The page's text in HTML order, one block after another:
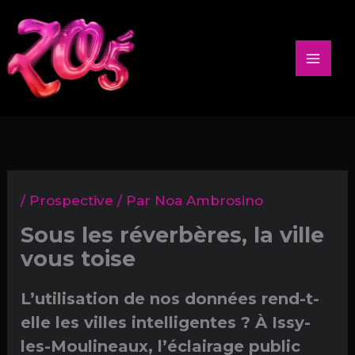
contenu
/ Prospective / Par Noa Ambrosino
Sous les réverbères, la ville
vous toise
L’utilisation de nos données rend-t-
elle les villes intelligentes ? À Issy-
les-Moulineaux, l’éclairage public